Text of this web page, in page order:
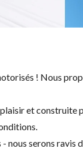
! Nous
et construite
- nous serons ravis